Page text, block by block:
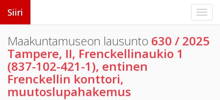
Siiri
Maakuntamuseon lausunto 630 / 2025
Tampere, II, Frenckellinaukio 1
(837-102-421-1), entinen
Frenckellin konttori,
muutoslupahakemus